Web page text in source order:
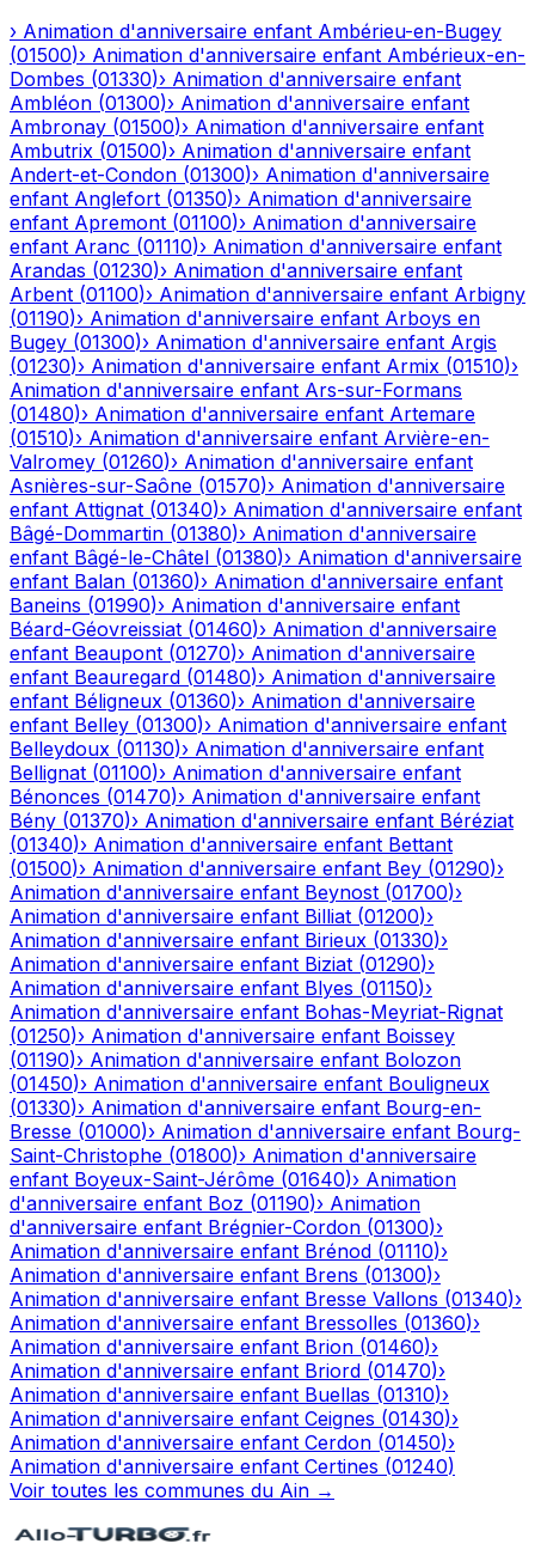
› Animation d'anniversaire enfant Ambérieu-en-Bugey
(01500)› Animation d'anniversaire enfant Ambérieux-en-
Dombes (01330)› Animation d'anniversaire enfant
Ambléon (01300)› Animation d'anniversaire enfant
Ambronay (01500)› Animation d'anniversaire enfant
Ambutrix (01500)› Animation d'anniversaire enfant
Andert-et-Condon (01300)› Animation d'anniversaire
enfant Anglefort (01350)› Animation d'anniversaire
enfant Apremont (01100)› Animation d'anniversaire
enfant Aranc (01110)› Animation d'anniversaire enfant
Arandas (01230)› Animation d'anniversaire enfant
Arbent (01100)› Animation d'anniversaire enfant Arbigny
(01190)› Animation d'anniversaire enfant Arboys en
Bugey (01300)› Animation d'anniversaire enfant Argis
(01230)› Animation d'anniversaire enfant Armix (01510)›
Animation d'anniversaire enfant Ars-sur-Formans
(01480)› Animation d'anniversaire enfant Artemare
(01510)› Animation d'anniversaire enfant Arvière-en-
Valromey (01260)› Animation d'anniversaire enfant
Asnières-sur-Saône (01570)› Animation d'anniversaire
enfant Attignat (01340)› Animation d'anniversaire enfant
Bâgé-Dommartin (01380)› Animation d'anniversaire
enfant Bâgé-le-Châtel (01380)› Animation d'anniversaire
enfant Balan (01360)› Animation d'anniversaire enfant
Baneins (01990)› Animation d'anniversaire enfant
Béard-Géovreissiat (01460)› Animation d'anniversaire
enfant Beaupont (01270)› Animation d'anniversaire
enfant Beauregard (01480)› Animation d'anniversaire
enfant Béligneux (01360)› Animation d'anniversaire
enfant Belley (01300)› Animation d'anniversaire enfant
Belleydoux (01130)› Animation d'anniversaire enfant
Bellignat (01100)› Animation d'anniversaire enfant
Bénonces (01470)› Animation d'anniversaire enfant
Bény (01370)› Animation d'anniversaire enfant Béréziat
(01340)› Animation d'anniversaire enfant Bettant
(01500)› Animation d'anniversaire enfant Bey (01290)›
Animation d'anniversaire enfant Beynost (01700)›
Animation d'anniversaire enfant Billiat (01200)›
Animation d'anniversaire enfant Birieux (01330)›
Animation d'anniversaire enfant Biziat (01290)›
Animation d'anniversaire enfant Blyes (01150)›
Animation d'anniversaire enfant Bohas-Meyriat-Rignat
(01250)› Animation d'anniversaire enfant Boissey
(01190)› Animation d'anniversaire enfant Bolozon
(01450)› Animation d'anniversaire enfant Bouligneux
(01330)› Animation d'anniversaire enfant Bourg-en-
Bresse (01000)› Animation d'anniversaire enfant Bourg-
Saint-Christophe (01800)› Animation d'anniversaire
enfant Boyeux-Saint-Jérôme (01640)› Animation
d'anniversaire enfant Boz (01190)› Animation
d'anniversaire enfant Brégnier-Cordon (01300)›
Animation d'anniversaire enfant Brénod (01110)›
Animation d'anniversaire enfant Brens (01300)›
Animation d'anniversaire enfant Bresse Vallons (01340)›
Animation d'anniversaire enfant Bressolles (01360)›
Animation d'anniversaire enfant Brion (01460)›
Animation d'anniversaire enfant Briord (01470)›
Animation d'anniversaire enfant Buellas (01310)›
Animation d'anniversaire enfant Ceignes (01430)›
Animation d'anniversaire enfant Cerdon (01450)›
Animation d'anniversaire enfant Certines (01240)
Voir toutes les communes du Ain →